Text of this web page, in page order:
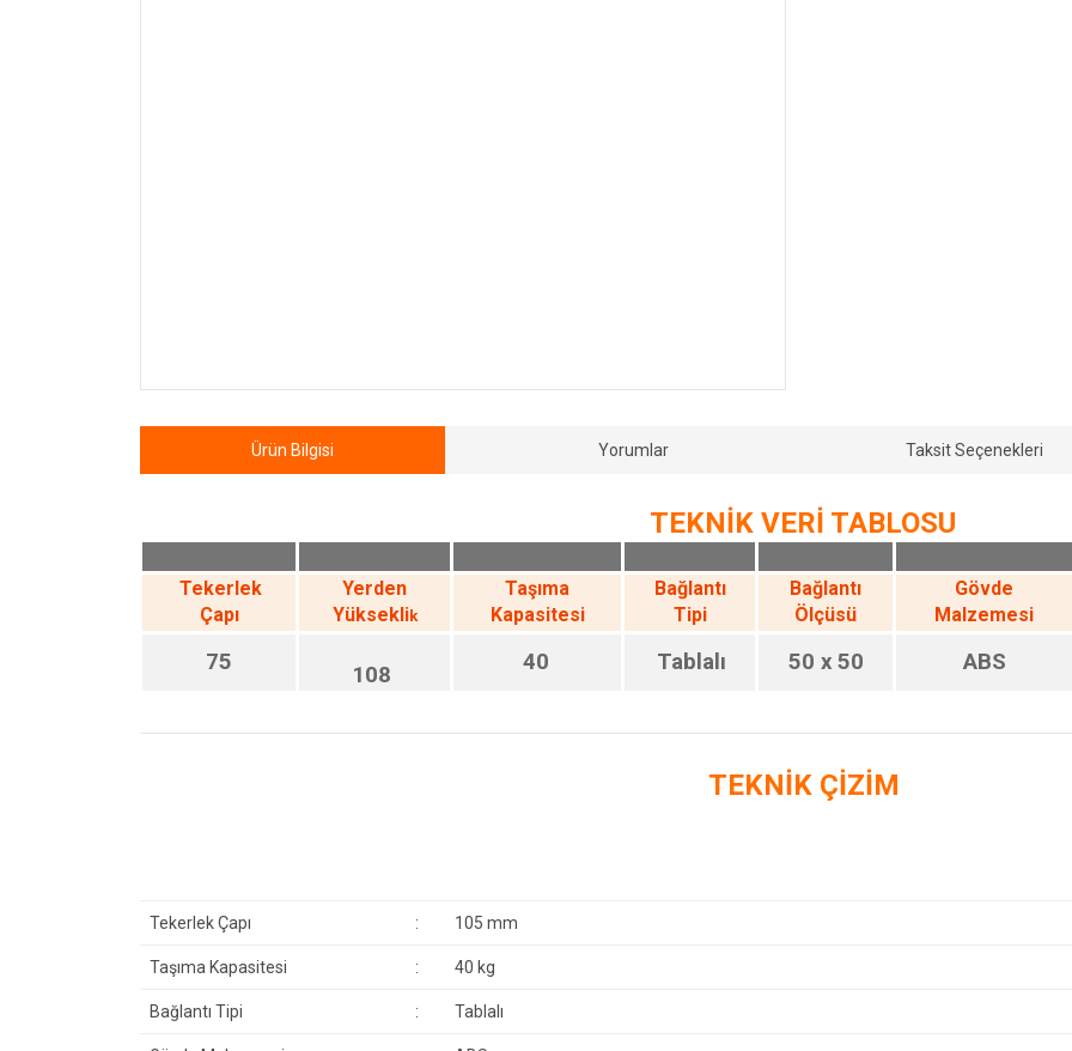
Ürün Bilgisi Yorumlar Taksit Seçenekleri
TEKNİK VERİ TABLOSU
Tekerlek
Çapı
Yerden
Yükseklik
Taşıma
Kapasitesi
Bağlantı
Tipi
Bağlantı
Ölçüsü
Gövde
Malzemesi
75 108 40 Tablalı 50 x 50 ABS
TEKNİK ÇİZİM
Tekerlek Çapı : 105 mm
Taşıma Kapasitesi : 40 kg
Bağlantı Tipi : Tablalı